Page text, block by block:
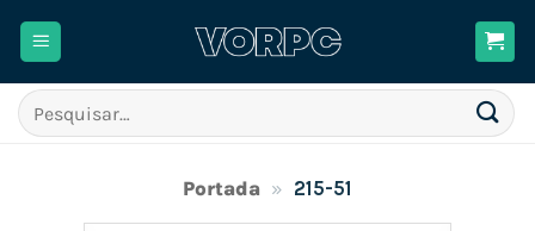
Pesquisar
por:
Portada » 215-51